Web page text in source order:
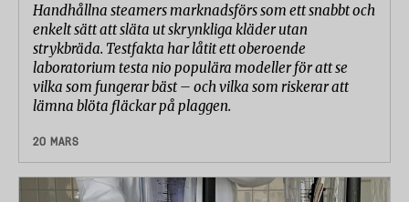
Handhållna steamers marknadsförs som ett snabbt och
enkelt sätt att släta ut skrynkliga kläder utan
strykbräda. Testfakta har låtit ett oberoende
laboratorium testa nio populära modeller för att se
vilka som fungerar bäst – och vilka som riskerar att
lämna blöta fläckar på plaggen.
20 MARS